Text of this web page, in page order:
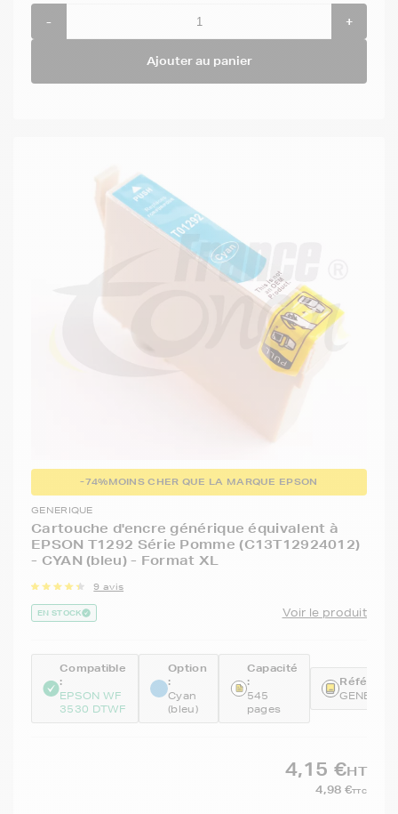
- +
Ajouter au panier
-74%MOINS CHER QUE LA MARQUE EPSON
GENERIQUE
Cartouche d'encre générique équivalent à
EPSON T1292 Série Pomme (C13T12924012)
- CYAN (bleu) - Format XL
9 avis
EN STOCK Voir le produit
Compatible
:
EPSON WF
3530 DTWF
Option
:
Cyan
(bleu)
Capacité
:
545
pages
4,15 €HT
4,98 €TTC